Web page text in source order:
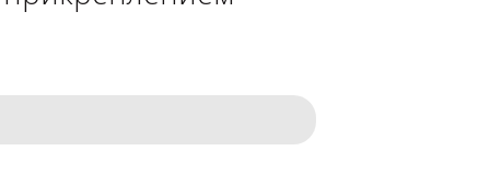
с прикреплением